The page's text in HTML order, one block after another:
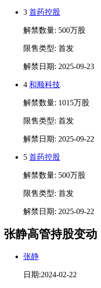
3 首药控股
解禁数量: 500万股
限售类型: 首发
解禁日期: 2025-09-23
4 和顺科技
解禁数量: 1015万股
限售类型: 首发
解禁日期: 2025-09-22
5 首药控股
解禁数量: 500万股
限售类型: 首发
解禁日期: 2025-09-22
张静高管持股变动
张静
日期:2024-02-22